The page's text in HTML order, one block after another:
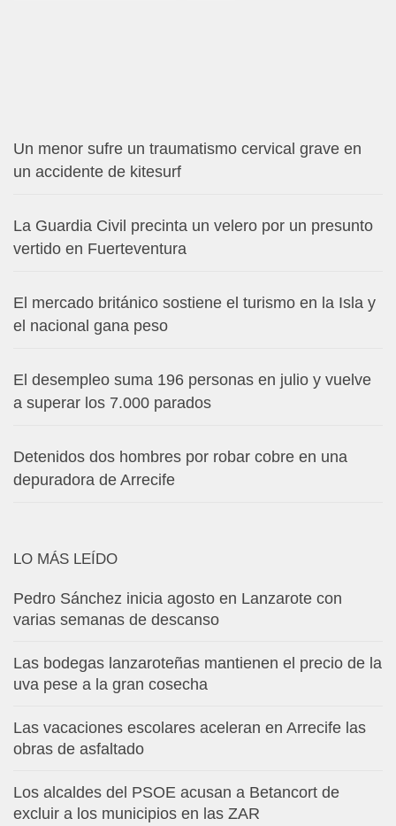
Un menor sufre un traumatismo cervical grave en
un accidente de kitesurf
La Guardia Civil precinta un velero por un presunto
vertido en Fuerteventura
El mercado británico sostiene el turismo en la Isla y
el nacional gana peso
El desempleo suma 196 personas en julio y vuelve
a superar los 7.000 parados
Detenidos dos hombres por robar cobre en una
depuradora de Arrecife
LO MÁS LEÍDO
Pedro Sánchez inicia agosto en Lanzarote con
varias semanas de descanso
Las bodegas lanzaroteñas mantienen el precio de la
uva pese a la gran cosecha
Las vacaciones escolares aceleran en Arrecife las
obras de asfaltado
Los alcaldes del PSOE acusan a Betancort de
excluir a los municipios en las ZAR